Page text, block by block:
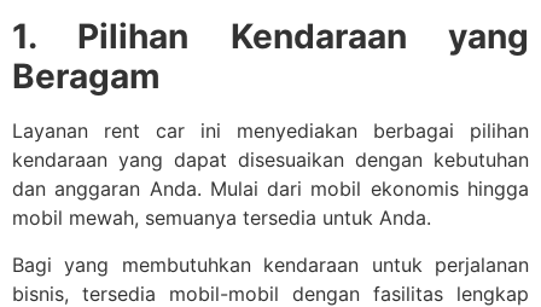
1. Pilihan Kendaraan yang
Beragam
Layanan rent car ini menyediakan berbagai pilihan
kendaraan yang dapat disesuaikan dengan kebutuhan
dan anggaran Anda. Mulai dari mobil ekonomis hingga
mobil mewah, semuanya tersedia untuk Anda.
Bagi yang membutuhkan kendaraan untuk perjalanan
bisnis, tersedia mobil-mobil dengan fasilitas lengkap